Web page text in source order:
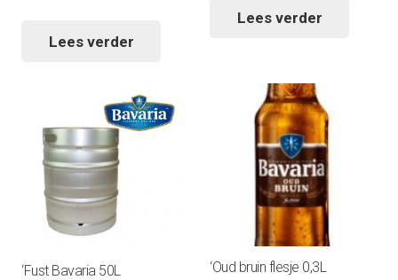
Lees verder
Lees verder
‘Fust Bavaria 50L ‘Oud bruin flesje 0,3L